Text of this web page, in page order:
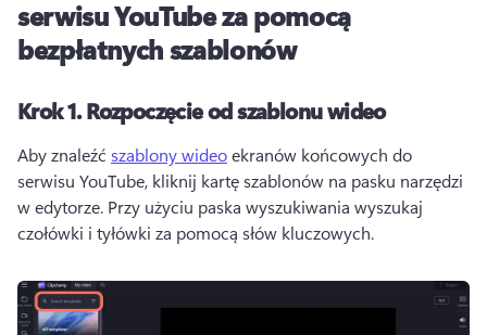
serwisu YouTube za pomocą
bezpłatnych szablonów
Krok 1.Rozpoczęcie od szablonu wideo
Aby znaleźć szablony wideo ekranów końcowych do
serwisu YouTube, kliknij kartę szablonów na pasku narzędzi
w edytorze. Przy użyciu paska wyszukiwania wyszukaj
czołówki i tyłówki za pomocą słów kluczowych.